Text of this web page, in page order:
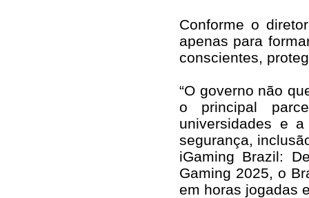
Conforme o
apenas para
conscientes,
“O governo não
o principal
universidades e
segurança,
iGaming Brazil:
Gaming 2025, o
em horas jogadas